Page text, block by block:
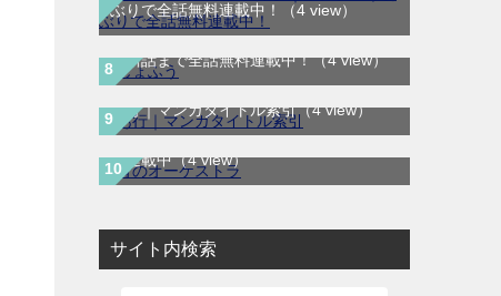
ぶりで全話無料連載中！
（4 view）
じょふう｜最新刊第1巻！マンガParkで
最新話まで全話無料連載中！（4 view）
あ行｜マンガタイトル索引（4 view）
青のオーケストラ｜マンガワンで全話無
料連載中（4 view）
サイト内検索